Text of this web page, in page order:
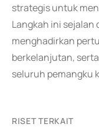
strategis untuk
Langkah ini sejalan
menghadirkan
berkelanjutan,
seluruh pemangku
RISET TERKAIT